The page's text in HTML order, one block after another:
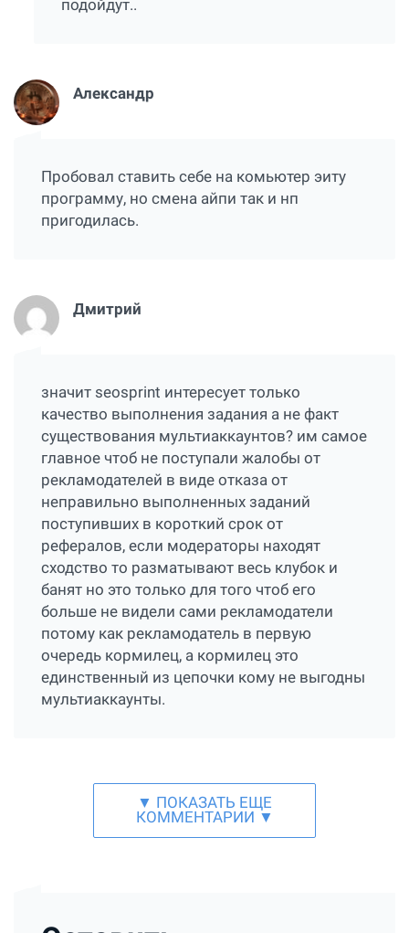
подойдут..
Александр
Пробовал ставить себе на комьютер эиту
программу, но смена айпи так и нп
пригодилась.
Дмитрий
значит seosprint интересует только
качество выполнения задания а не факт
существования мультиаккаунтов? им самое
главное чтоб не поступали жалобы от
рекламодателей в виде отказа от
неправильно выполненных заданий
поступивших в короткий срок от
рефералов, если модераторы находят
сходство то разматывают весь клубок и
банят но это только для того чтоб его
больше не видели сами рекламодатели
потому как рекламодатель в первую
очередь кормилец, а кормилец это
единственный из цепочки кому не выгодны
мультиаккаунты.
▼ ПОКАЗАТЬ ЕЩЕ
КОММЕНТАРИИ ▼